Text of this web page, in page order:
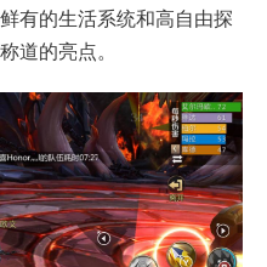
有的生活系统和高自由探
道的亮点。